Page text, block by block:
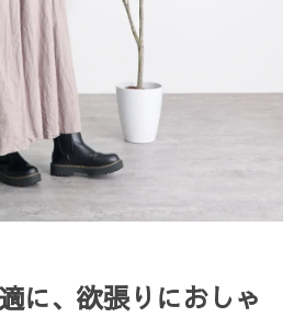
に、欲張りにおしゃ